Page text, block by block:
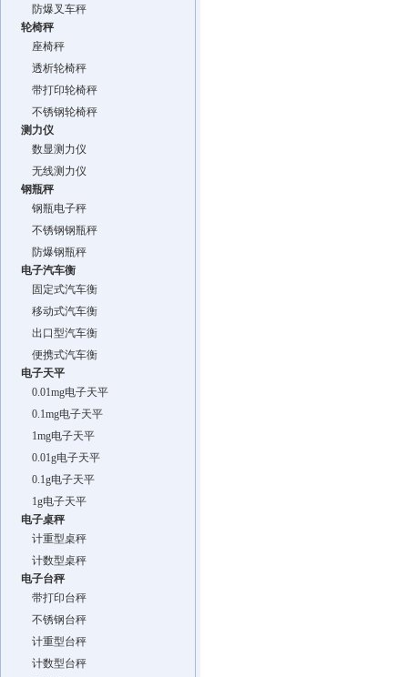
防爆叉车秤
轮椅秤
座椅秤
透析轮椅秤
带打印轮椅秤
不锈钢轮椅秤
测力仪
数显测力仪
无线测力仪
钢瓶秤
钢瓶电子秤
不锈钢钢瓶秤
防爆钢瓶秤
电子汽车衡
固定式汽车衡
移动式汽车衡
出口型汽车衡
便携式汽车衡
电子天平
0.01mg电子天平
0.1mg电子天平
1mg电子天平
0.01g电子天平
0.1g电子天平
1g电子天平
电子桌秤
计重型桌秤
计数型桌秤
电子台秤
带打印台秤
不锈钢台秤
计重型台秤
计数型台秤